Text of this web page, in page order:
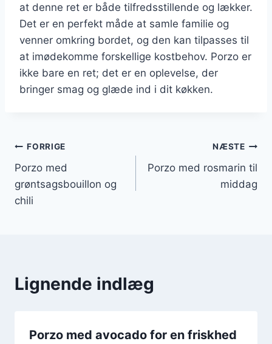
at denne ret er både tilfredsstillende og lækker.
Det er en perfekt måde at samle familie og
venner omkring bordet, og den kan tilpasses til
at imødekomme forskellige kostbehov. Porzo er
ikke bare en ret; det er en oplevelse, der
bringer smag og glæde ind i dit køkken.
Indlægsnavigation
FORRIGE
Porzo med
grøntsagsbouillon og
chili
NÆSTE
Porzo med rosmarin til
middag
Lignende indlæg
Porzo med avocado for en friskhed